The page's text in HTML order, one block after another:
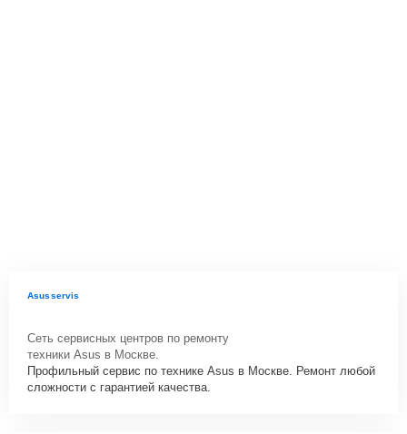
Asusservis
Сеть сервисных центров по ремонту
техники Asus в Москве.
Профильный сервис по технике Asus в Москве. Ремонт любой
сложности с гарантией качества.